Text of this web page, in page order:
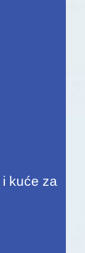
kuće za